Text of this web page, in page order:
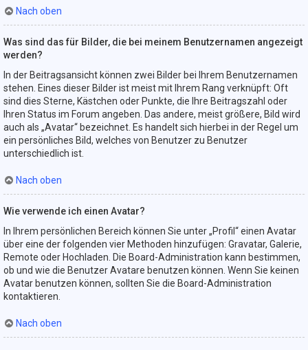
Nach oben
Was sind das für Bilder, die bei meinem Benutzernamen angezeigt
werden?
In der Beitragsansicht können zwei Bilder bei Ihrem Benutzernamen
stehen. Eines dieser Bilder ist meist mit Ihrem Rang verknüpft: Oft
sind dies Sterne, Kästchen oder Punkte, die Ihre Beitragszahl oder
Ihren Status im Forum angeben. Das andere, meist größere, Bild wird
auch als „Avatar“ bezeichnet. Es handelt sich hierbei in der Regel um
ein persönliches Bild, welches von Benutzer zu Benutzer
unterschiedlich ist.
Nach oben
Wie verwende ich einen Avatar?
In Ihrem persönlichen Bereich können Sie unter „Profil“ einen Avatar
über eine der folgenden vier Methoden hinzufügen: Gravatar, Galerie,
Remote oder Hochladen. Die Board-Administration kann bestimmen,
ob und wie die Benutzer Avatare benutzen können. Wenn Sie keinen
Avatar benutzen können, sollten Sie die Board-Administration
kontaktieren.
Nach oben